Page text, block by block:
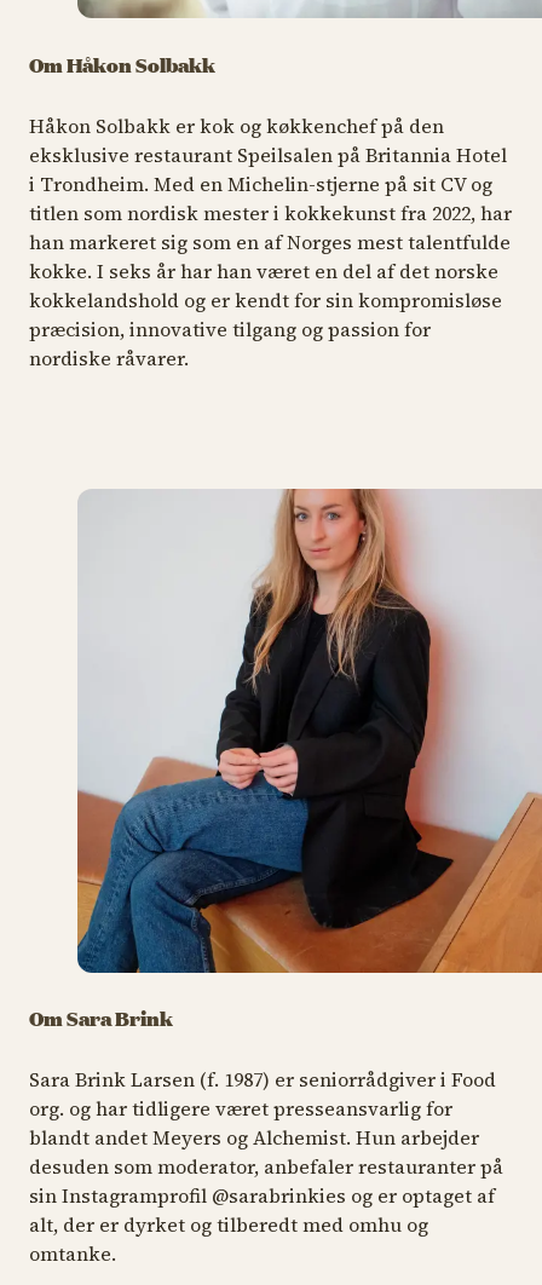
Om Håkon Solbakk
Håkon Solbakk er kok og køkkenchef på den
eksklusive restaurant Speilsalen på Britannia Hotel
i Trondheim. Med en Michelin-stjerne på sit CV og
titlen som nordisk mester i kokkekunst fra 2022, har
han markeret sig som en af Norges mest talentfulde
kokke. I seks år har han været en del af det norske
kokkelandshold og er kendt for sin kompromisløse
præcision, innovative tilgang og passion for
nordiske råvarer.
Om Sara Brink
Sara Brink Larsen (f. 1987) er seniorrådgiver i Food
org. og har tidligere været presseansvarlig for
blandt andet Meyers og Alchemist. Hun arbejder
desuden som moderator, anbefaler restauranter på
sin Instagramprofil @sarabrinkies og er optaget af
alt, der er dyrket og tilberedt med omhu og
omtanke.